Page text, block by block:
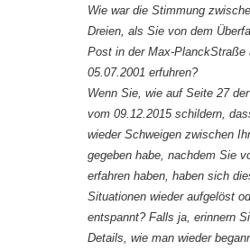
Wie war die Stimmung
Dreien, als Sie von dem
Post in der Max-PlanckStraße
05.07.2001 erfuhren?
Wenn Sie, wie auf Seite 27
vom 09.12.2015 schildern,
wieder Schweigen zwischen
gegeben habe, nachdem Sie
erfahren haben, haben sich
Situationen wieder aufgelöst
entspannt? Falls ja, erinnern
Details, wie man wieder